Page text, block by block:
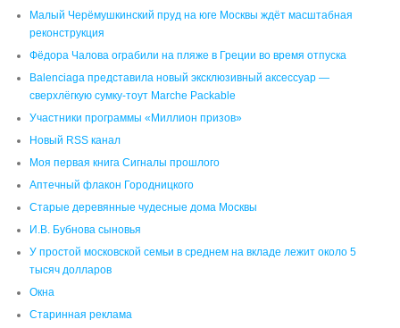
Малый Черёмушкинский пруд на юге Москвы ждёт масштабная
реконструкция
Фёдора Чалова ограбили на пляже в Греции во время отпуска
Balenciaga представила новый эксклюзивный аксессуар —
сверхлёгкую сумку-тоут Marche Packable
Участники программы «Миллион призов»
Новый RSS канал
Моя первая книга Сигналы прошлого
Аптечный флакон Городницкого
Старые деревянные чудесные дома Москвы
И.В. Бубнова сыновья
У простой московской семьи в среднем на вкладе лежит около 5
тысяч долларов
Окна
Старинная реклама